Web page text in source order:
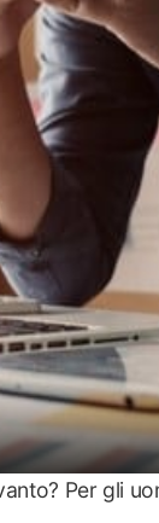
Per gli